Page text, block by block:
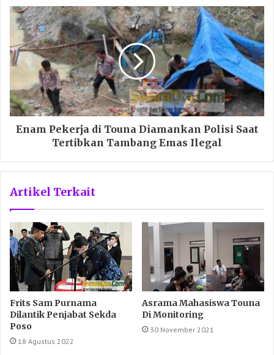
Enam Pekerja di Touna Diamankan Polisi Saat
Tertibkan Tambang Emas Ilegal
Artikel Terkait
Frits Sam Purnama
Dilantik Penjabat Sekda
Poso
18 Agustus 2022
Asrama Mahasiswa Touna
Di Monitoring
30 November 2021